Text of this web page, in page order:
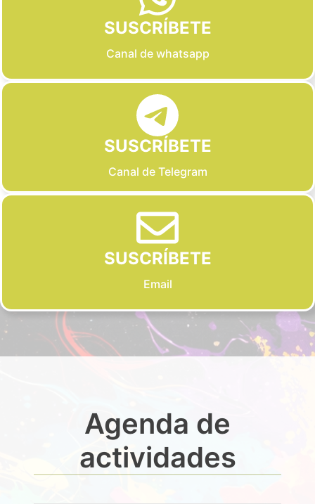
SUSCRÍBETE
Canal de whatsapp
SUSCRÍBETE
Canal de Telegram
SUSCRÍBETE
Email
Agenda de
actividades